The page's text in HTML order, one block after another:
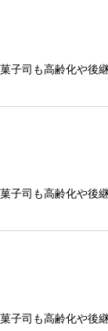
子司も高齢化や後
子司も高齢化や後
子司も高齢化や後